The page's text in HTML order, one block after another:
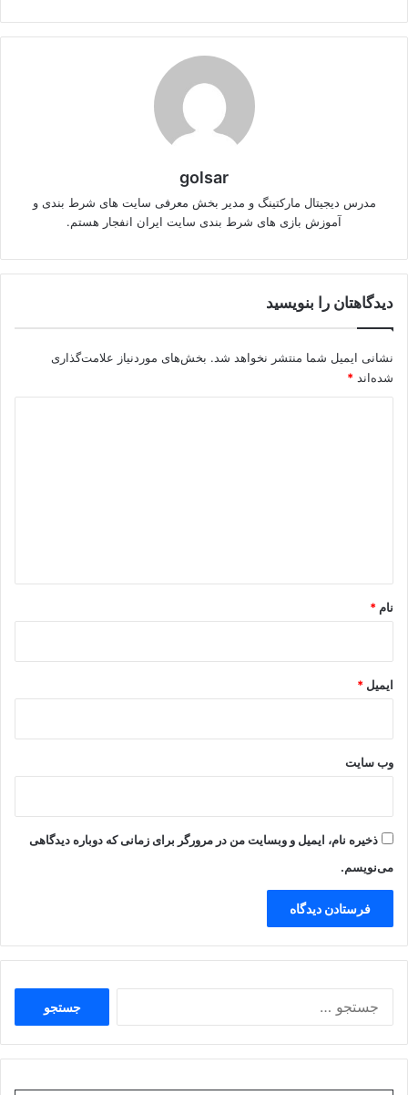
golsar
مدرس دیجیتال مارکتینگ و مدیر بخش معرفی سایت های شرط بندی و
آموزش بازی های شرط بندی سایت ایران انفجار هستم.
دیدگاهتان را بنویسید
نشانی ایمیل شما منتشر نخواهد شد. بخش‌های موردنیاز علامت‌گذاری
شده‌اند *
نام *
ایمیل *
وب‌ سایت
ذخیره نام، ایمیل و وبسایت من در مرورگر برای زمانی که دوباره دیدگاهی
می‌نویسم.